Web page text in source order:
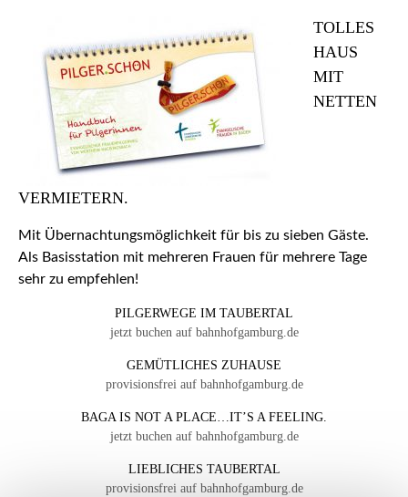
TOLLES
HAUS
MIT
NETTEN
VERMIETERN.
Mit Übernachtungsmöglichkeit für bis zu sieben Gäste.
Als Basisstation mit mehreren Frauen für mehrere Tage
sehr zu empfehlen!
PILGERWEGE IM TAUBERTAL
jetzt buchen auf bahnhofgamburg.de
GEMÜTLICHES ZUHAUSE
provisionsfrei auf bahnhofgamburg.de
BAGA IS NOT A PLACE…IT’S A FEELING.
jetzt buchen auf bahnhofgamburg.de
LIEBLICHES TAUBERTAL
provisionsfrei auf bahnhofgamburg.de